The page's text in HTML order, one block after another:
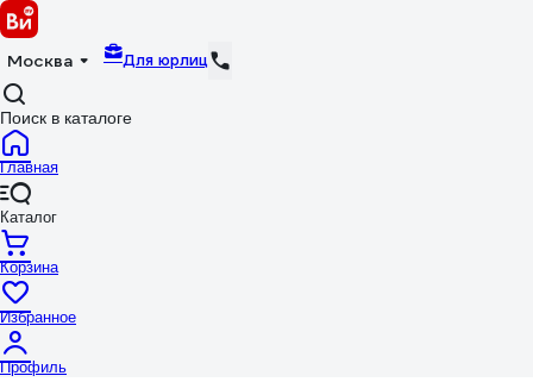
Москва Для юрлиц
Поиск в каталоге
Главная
Каталог
Корзина
Избранное
Профиль